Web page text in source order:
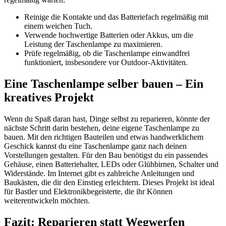
Reinige die Kontakte und das Batteriefach regelmäßig mit
einem weichen Tuch.
Verwende hochwertige Batterien oder Akkus, um die
Leistung der Taschenlampe zu maximieren.
Prüfe regelmäßig, ob die Taschenlampe einwandfrei
funktioniert, insbesondere vor Outdoor-Aktivitäten.
Eine Taschenlampe selber bauen – Ein
kreatives Projekt
Wenn du Spaß daran hast, Dinge selbst zu reparieren, könnte der
nächste Schritt darin bestehen, deine eigene Taschenlampe zu
bauen. Mit den richtigen Bauteilen und etwas handwerklichem
Geschick kannst du eine Taschenlampe ganz nach deinen
Vorstellungen gestalten. Für den Bau benötigst du ein passendes
Gehäuse, einen Batteriehalter, LEDs oder Glühbirnen, Schalter und
Widerstände. Im Internet gibt es zahlreiche Anleitungen und
Baukästen, die dir den Einstieg erleichtern. Dieses Projekt ist ideal
für Bastler und Elektronikbegeisterte, die ihr Können
weiterentwickeln möchten.
Fazit: Reparieren statt Wegwerfen